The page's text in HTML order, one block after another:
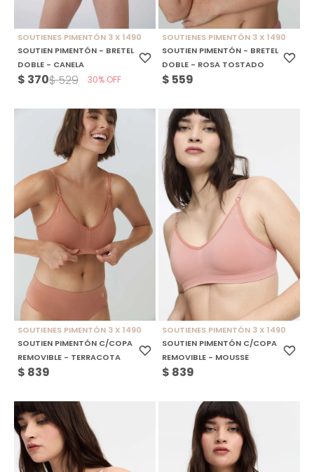
SOUTIENES PIMENTÓN 3 X 1490
SOUTIEN PIMENTÓN - BRETEL
DOBLE - CANELA
$ 370$529 30
SOUTIENES PIMENTÓN 3 X 1490
SOUTIEN PIMENTÓN - BRETEL
DOBLE - ROSA TOSTADO
$ 559
SOUTIENES PIMENTÓN 3 X 1490
SOUTIEN PIMENTÓN C/COPA
REMOVIBLE - TERRACOTA
$ 839
SOUTIENES PIMENTÓN 3 X 1490
SOUTIEN PIMENTÓN C/COPA
REMOVIBLE - MOUSSE
$ 839